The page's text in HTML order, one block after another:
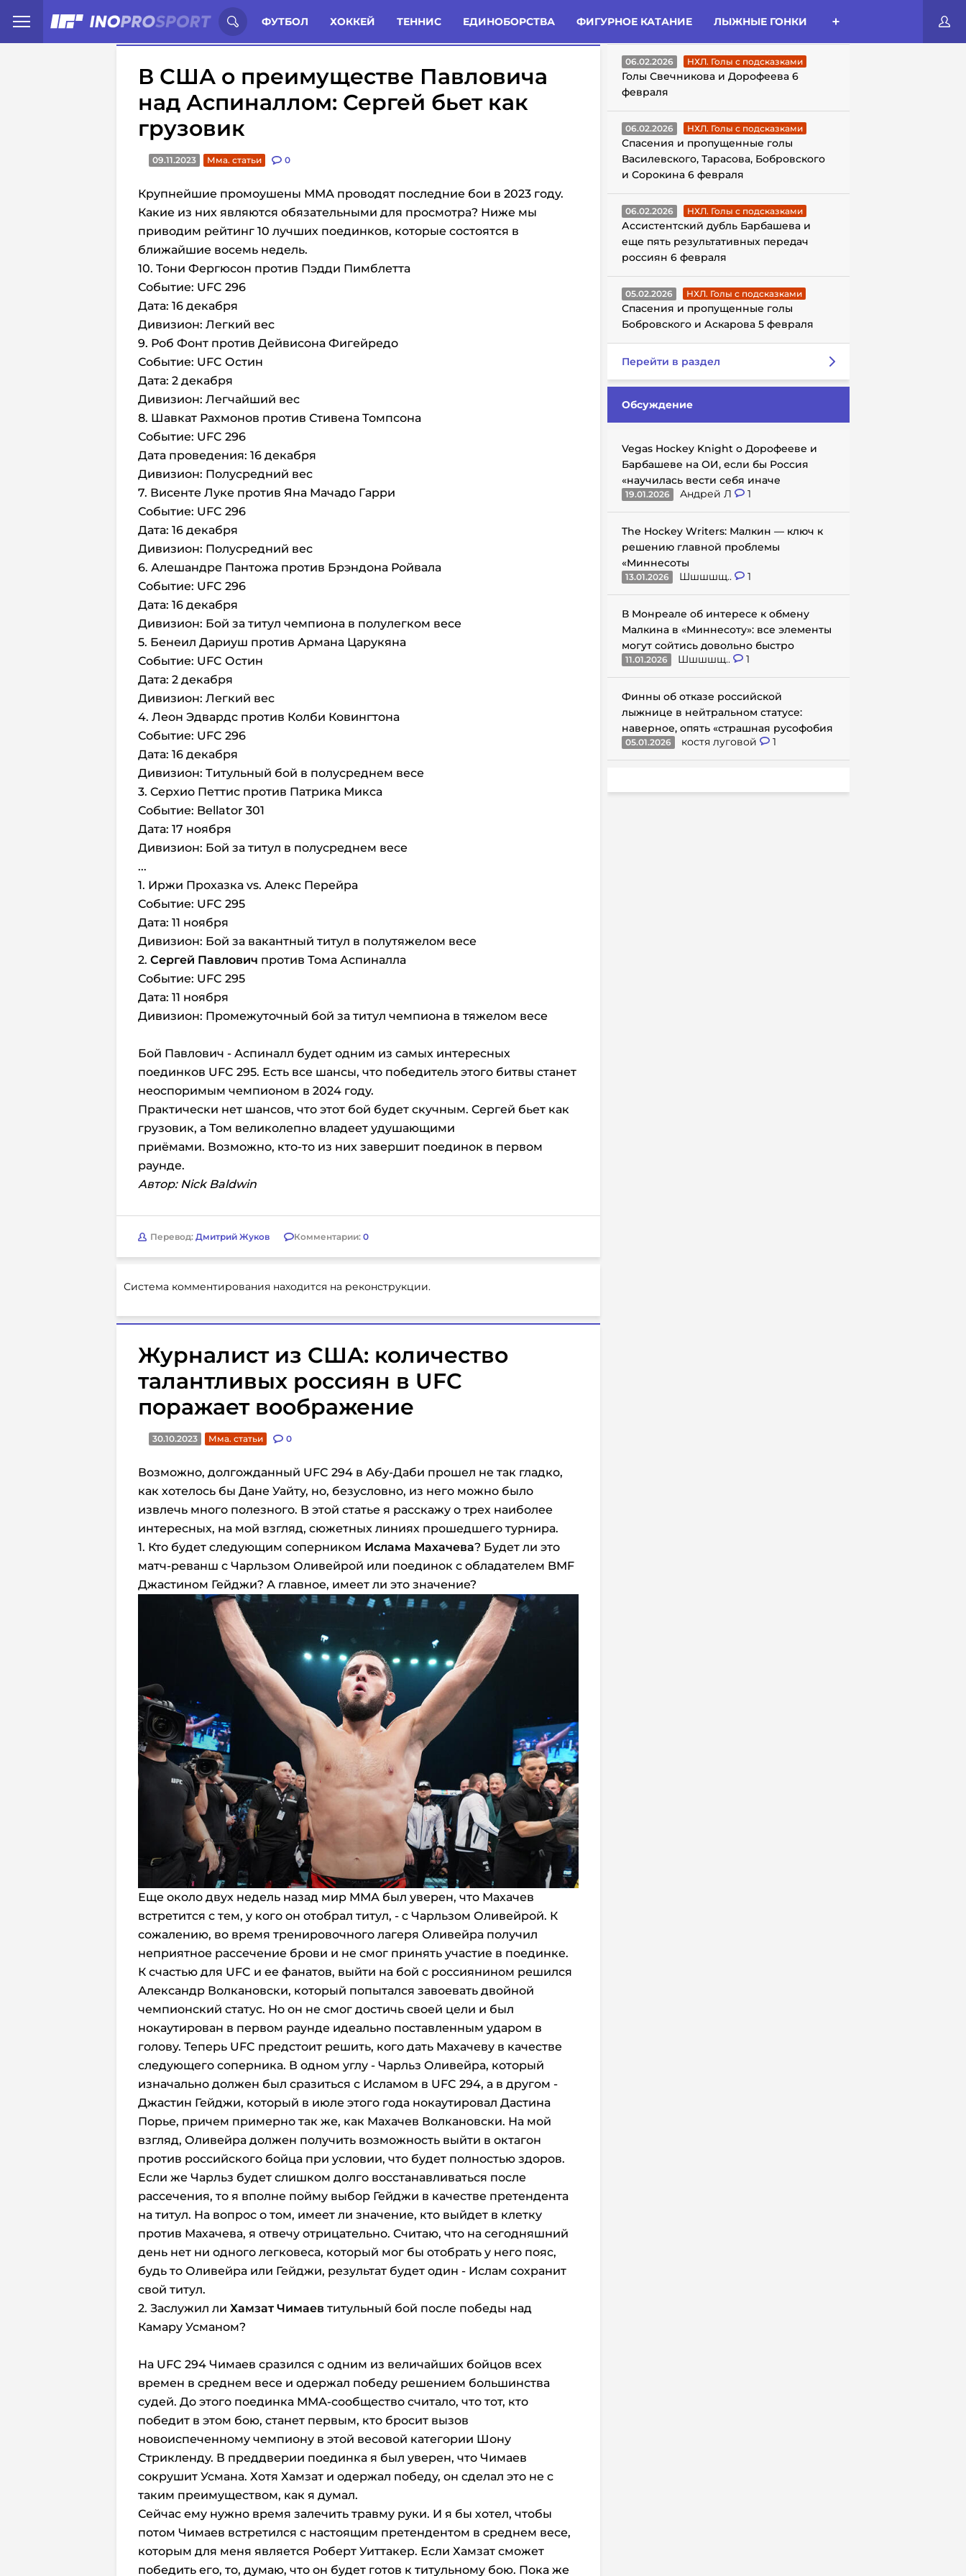
ФУТБОЛ ХОККЕЙ ТЕННИС ЕДИНОБОРСТВА ФИГУРНОЕ КАТАНИЕ ЛЫЖНЫЕ ГОНКИ
Иностранцы о спорте России: Статьи Комменты Новости
В США о преимуществе Павловича
над Аспиналлом: Сергей бьет как
грузовик
09.11.2023 Мма. статьи 0
Крупнейшие промоушены ММА проводят последние бои в 2023 году.
Какие из них являются обязательными для просмотра? Ниже мы
приводим рейтинг 10 лучших поединков, которые состоятся в
ближайшие восемь недель.
10. Тони Фергюсон против Пэдди Пимблетта
Событие: UFC 296
Дата: 16 декабря
Дивизион: Легкий вес
9. Роб Фонт против Дейвисона Фигейредо
Событие: UFC Остин
Дата: 2 декабря
Дивизион: Легчайший вес
8. Шавкат Рахмонов против Стивена Томпсона
Событие: UFC 296
Дата проведения: 16 декабря
Дивизион: Полусредний вес
7. Висенте Луке против Яна Мачадо Гарри
Событие: UFC 296
Дата: 16 декабря
Дивизион: Полусредний вес
6. Алешандре Пантожа против Брэндона Ройвала
Событие: UFC 296
Дата: 16 декабря
Дивизион: Бой за титул чемпиона в полулегком весе
5. Бенеил Дариуш против Армана Царукяна
Событие: UFC Остин
Дата: 2 декабря
Дивизион: Легкий вес
4. Леон Эдвардс против Колби Ковингтона
Событие: UFC 296
Дата: 16 декабря
Дивизион: Титульный бой в полусреднем весе
3. Серхио Петтис против Патрика Микса
Событие: Bellator 301
Дата: 17 ноября
Дивизион: Бой за титул в полусреднем весе
...
1. Иржи Прохазка vs. Алекс Перейра
Событие: UFC 295
Дата: 11 ноября
Дивизион: Бой за вакантный титул в полутяжелом весе
2. Сергей Павлович против Тома Аспиналла
Событие: UFC 295
Дата: 11 ноября
Дивизион: Промежуточный бой за титул чемпиона в тяжелом весе
Бой Павлович - Аспиналл будет одним из самых интересных
поединков UFC 295. Есть все шансы, что победитель этого битвы станет
неоспоримым чемпионом в 2024 году.
Практически нет шансов, что этот бой будет скучным. Сергей бьет как
грузовик, а Том великолепно владеет удушающими
приёмами. Возможно, кто-то из них завершит поединок в первом
раунде.
Автор: Nick Baldwin
Перевод: Дмитрий Жуков Комментарии: 0
Система комментирования находится на реконструкции.
Журналист из США: количество
талантливых россиян в UFC
поражает воображение
30.10.2023 Мма. статьи 0
Возможно, долгожданный UFC 294 в Абу-Даби прошел не так гладко,
как хотелось бы Дане Уайту, но, безусловно, из него можно было
извлечь много полезного. В этой статье я расскажу о трех наиболее
интересных, на мой взгляд, сюжетных линиях прошедшего турнира.
1. Кто будет следующим соперником Ислама Махачева? Будет ли это
матч-реванш с Чарльзом Оливейрой или поединок с обладателем BMF
Джастином Гейджи? А главное, имеет ли это значение?
Еще около двух недель назад мир ММА был уверен, что Махачев
встретится с тем, у кого он отобрал титул, - с Чарльзом Оливейрой. К
сожалению, во время тренировочного лагеря Оливейра получил
неприятное рассечение брови и не смог принять участие в поединке.
К счастью для UFC и ее фанатов, выйти на бой с россиянином решился
Александр Волкановски, который попытался завоевать двойной
чемпионский статус. Но он не смог достичь своей цели и был
нокаутирован в первом раунде идеально поставленным ударом в
голову. Теперь UFC предстоит решить, кого дать Махачеву в качестве
следующего соперника. В одном углу - Чарльз Оливейра, который
изначально должен был сразиться с Исламом в UFC 294, а в другом -
Джастин Гейджи, который в июле этого года нокаутировал Дастина
Порье, причем примерно так же, как Махачев Волкановски. На мой
взгляд, Оливейра должен получить возможность выйти в октагон
против российского бойца при условии, что будет полностью здоров.
Если же Чарльз будет слишком долго восстанавливаться после
рассечения, то я вполне пойму выбор Гейджи в качестве претендента
на титул. На вопрос о том, имеет ли значение, кто выйдет в клетку
против Махачева, я отвечу отрицательно. Считаю, что на сегодняшний
день нет ни одного легковеса, который мог бы отобрать у него пояс,
будь то Оливейра или Гейджи, результат будет один - Ислам сохранит
свой титул.
2. Заслужил ли Хамзат Чимаев титульный бой после победы над
Камару Усманом?
На UFC 294 Чимаев сразился с одним из величайших бойцов всех
времен в среднем весе и одержал победу решением большинства
судей. До этого поединка ММА-сообщество считало, что тот, кто
победит в этом бою, станет первым, кто бросит вызов
новоиспеченному чемпиону в этой весовой категории Шону
Стрикленду. В преддверии поединка я был уверен, что Чимаев
сокрушит Усмана. Хотя Хамзат и одержал победу, он сделал это не с
таким преимуществом, как я думал.
Сейчас ему нужно время залечить травму руки. И я бы хотел, чтобы
потом Чимаев встретился с настоящим претендентом в среднем весе,
которым для меня является Роберт Уиттакер. Если Хамзат сможет
победить его, то, думаю, что он будет готов к титульному бою. Пока же
ГОЛЫ С ПОДСКАЗКАМИ
06.02.2026 НХЛ. Голы с подсказками
Голы Свечникова и Дорофеева 6
февраля
06.02.2026 НХЛ. Голы с подсказками
Спасения и пропущенные голы
Василевского, Тарасова, Бобровского
и Сорокина 6 февраля
06.02.2026 НХЛ. Голы с подсказками
Ассистентский дубль Барбашева и
еще пять результативных передач
россиян 6 февраля
05.02.2026 НХЛ. Голы с подсказками
Спасения и пропущенные голы
Бобровского и Аскарова 5 февраля
Перейти в раздел
Обсуждение
Vegas Hockey Knight о Дорофееве и
Барбашеве на ОИ, если бы Россия
«научилась вести себя иначе
19.01.2026 Андрей Л 1
The Hockey Writers: Малкин — ключ к
решению главной проблемы
«Миннесоты
13.01.2026 Шшшшщ.. 1
В Монреале об интересе к обмену
Малкина в «Миннесоту»: все элементы
могут сойтись довольно быстро
11.01.2026 Шшшшщ.. 1
Финны об отказе российской
лыжнице в нейтральном статусе:
наверное, опять «страшная русофобия
05.01.2026 костя луговой 1